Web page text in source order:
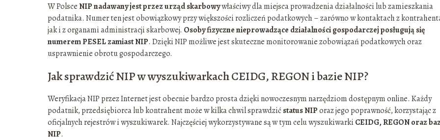
W PolsceNIP nadawany jest przez urząd skarbowywłaściwy dla miejsca prowadzenia działalności lub zamieszkania
podatnika. Numer ten jest obowiązkowy przy większości rozliczeń podatkowych – zarówno w kontaktach z
jak i z organami administracji skarbowej. Osoby fizyczne nieprowadzące działalności gospodarczej posługują się
numerem PESEL zamiast NIP. Dzięki NIP możliwe jest skuteczne monitorowanie zobowiązań podatkowych oraz
usprawnienie obrotu gospodarczego.
Jak sprawdzić NIP w wyszukiwarkach CEIDG, REGON i bazie NIP?
Weryfikacja NIP przez Internet jest obecnie bardzo prosta dzięki nowoczesnym narzędziom dostępnym online. Każdy
podatnik, przedsiębiorca lub kontrahent może w kilka chwil sprawdzić status NIPoraz jego poprawność, korzystając z
oficjalnych rejestrów i wyszukiwarek. Najczęściej wykorzystywane są w tym celu wyszukiwarki CEIDG, REGON oraz
NIP.